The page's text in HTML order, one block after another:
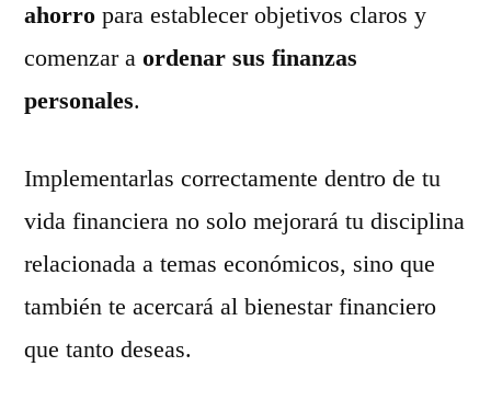
ahorro para establecer objetivos claros y
comenzar a ordenar sus finanzas
personales.
Implementarlas correctamente dentro de tu
vida financiera no solo mejorará tu disciplina
relacionada a temas económicos, sino que
también te acercará al bienestar financiero
que tanto deseas.